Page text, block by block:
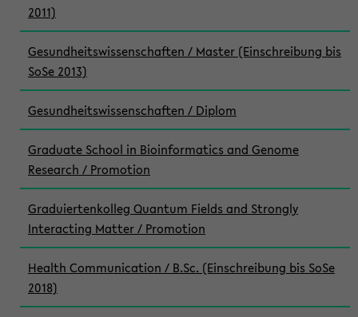
2011)
Gesundheitswissenschaften / Master (Einschreibung bis
SoSe 2013)
Gesundheitswissenschaften / Diplom
Graduate School in Bioinformatics and Genome
Research / Promotion
Graduiertenkolleg Quantum Fields and Strongly
Interacting Matter / Promotion
Health Communication / B.Sc. (Einschreibung bis SoSe
2018)